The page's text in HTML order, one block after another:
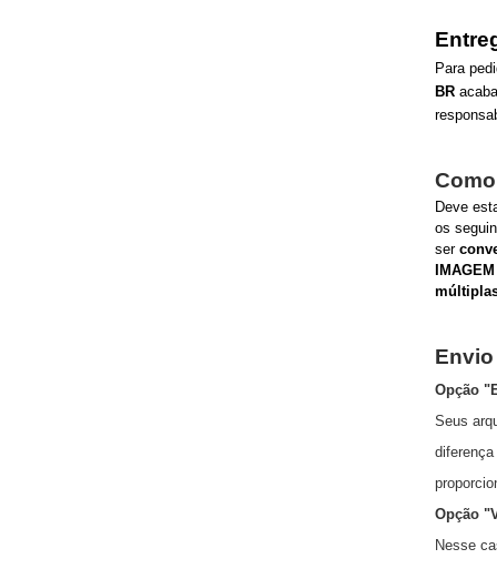
Para
BR
Deve
os
ser
Opção
Seus
Opção
Nesse